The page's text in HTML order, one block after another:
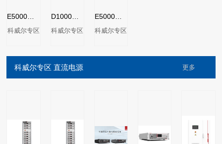
E5000系列可编程直流电子负载
科威尔专区
D1000系列直流回馈式电子负载
科威尔专区
E5000系列可编程直流电子负载
科威尔专区
科威尔专区 直流电源 更多